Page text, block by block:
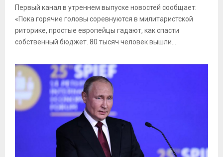
Первый канал в утреннем выпуске новостей сообщает:
«Пока горячие головы соревнуются в милитаристской
риторике, простые европейцы гадают, как спасти
собственный бюджет. 80 тысяч человек вышли...